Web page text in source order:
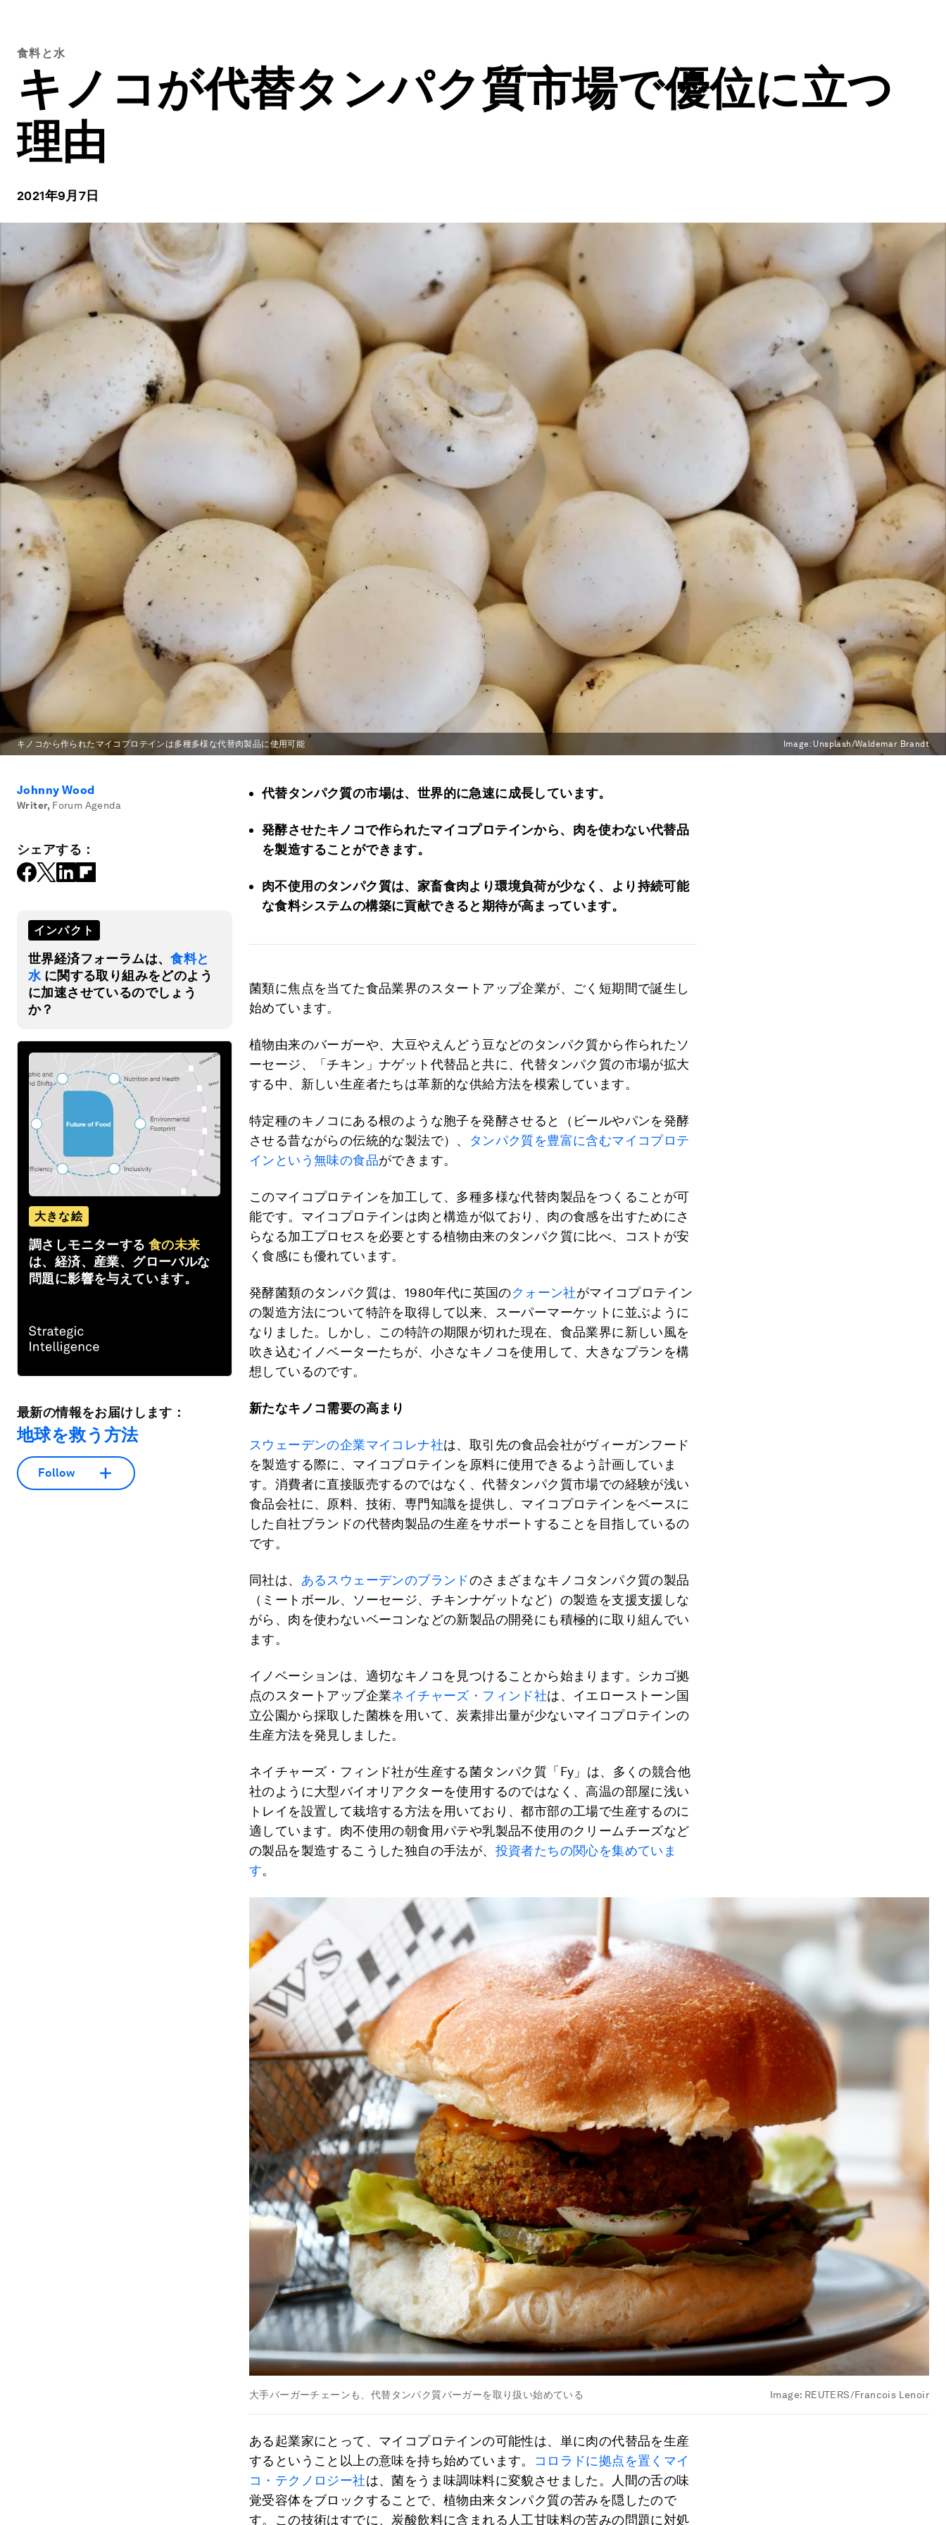
食料と水
キノコが代替タンパク質市場で優位に立つ
理由
2021年9月7日
キノコから作られたマイコプロテインは多種多様な代替肉製品に使用可能 Image: Unsplash/Waldemar Brandt
Johnny Wood
Writer, Forum Agenda
シェアする：
インパクト
世界経済フォーラムは、食料と
水 に関する取り組みをどのよう
に加速させているのでしょう
か？
大きな絵
調さしモニターする 食の未来
は、経済、産業、グローバルな
問題に影響を与えています。
最新の情報をお届けします：
地球を救う方法
Follow
代替タンパク質の市場は、世界的に急速に成長しています。
発酵させたキノコで作られたマイコプロテインから、肉を使わない代替品
を製造することができます。
肉不使用のタンパク質は、家畜食肉より環境負荷が少なく、より持続可能
な食料システムの構築に貢献できると期待が高まっています。
菌類に焦点を当てた食品業界のスタートアップ企業が、ごく短期間で誕生し
始めています。
植物由来のバーガーや、大豆やえんどう豆などのタンパク質から作られたソ
ーセージ、「チキン」ナゲット代替品と共に、代替タンパク質の市場が拡大
する中、新しい生産者たちは革新的な供給方法を模索しています。
特定種のキノコにある根のような胞子を発酵させると（ビールやパンを発酵
させる昔ながらの伝統的な製法で）、
タンパク質を豊富に含むマイコプロテ
インという無味の食品ができます。
このマイコプロテインを加工して、多種多様な代替肉製品をつくることが可
能です。マイコプロテインは肉と構造が似ており、肉の食感を出すためにさ
らなる加工プロセスを必要とする植物由来のタンパク質に比べ、コストが安
く食感にも優れています。
発酵菌類のタンパク質は、1980年代に英国のクォーン社がマイコプロテイン
の製造方法について特許を取得して以来、スーパーマーケットに並ぶように
なりました。しかし、この特許の期限が切れた現在、食品業界に新しい風を
吹き込むイノベーターたちが、小さなキノコを使用して、大きなプランを構
想しているのです。
新たなキノコ需要の高まり
スウェーデンの企業マイコレナ社は、取引先の食品会社がヴィーガンフード
を製造する際に、マイコプロテインを原料に使用できるよう計画していま
す。消費者に直接販売するのではなく、代替タンパク質市場での経験が浅い
食品会社に、原料、技術、専門知識を提供し、マイコプロテインをベースに
した自社ブランドの代替肉製品の生産をサポートすることを目指しているの
です。
同社は、 あるスウェーデンのブランドのさまざまなキノコタンパク質の製品
（ミートボール、ソーセージ、チキンナゲットなど）の製造を支援支援しな
がら、肉を使わないベーコンなどの新製品の開発にも積極的に取り組んでい
ます。
イノベーションは、適切なキノコを見つけることから始まります。シカゴ拠
点のスタートアップ企業ネイチャーズ・フィンド社は、イエローストーン国
立公園から採取した菌株を用いて、炭素排出量が少ないマイコプロテインの
生産方法を発見しました。
ネイチャーズ・フィンド社が生産する菌タンパク質「Fy」は、多くの競合他
社のように大型バイオリアクターを使用するのではなく、高温の部屋に浅い
トレイを設置して栽培する方法を用いており、都市部の工場で生産するのに
適しています。肉不使用の朝食用パテや乳製品不使用のクリームチーズなど
の製品を製造するこうした独自の手法が、 投資者たちの関心を集めていま
す。
大手バーガーチェーンも、代替タンパク質バーガーを取り扱い始めている Image: REUTERS/Francois Lenoir
ある起業家にとって、マイコプロテインの可能性は、単に肉の代替品を生産
するということ以上の意味を持ち始めています。
コロラドに拠点を置くマイ
コ・テクノロジー社は、菌をうま味調味料に変貌させました。人間の舌の味
覚受容体をブロックすることで、植物由来タンパク質の苦みを隠したので
す。この技術はすでに、炭酸飲料に含まれる人工甘味料の苦みの問題に対処